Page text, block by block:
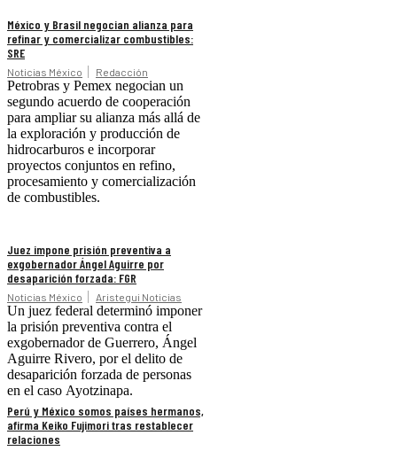
México y Brasil negocian alianza para
refinar y comercializar combustibles:
SRE
Noticias México Redacción
Petrobras y Pemex negocian un
segundo acuerdo de cooperación
para ampliar su alianza más allá de
la exploración y producción de
hidrocarburos e incorporar
proyectos conjuntos en refino,
procesamiento y comercialización
de combustibles.
Juez impone prisión preventiva a
exgobernador Ángel Aguirre por
desaparición forzada: FGR
Noticias México Aristegui Noticias
Un juez federal determinó imponer
la prisión preventiva contra el
exgobernador de Guerrero, Ángel
Aguirre Rivero, por el delito de
desaparición forzada de personas
en el caso Ayotzinapa.
Perú y México somos países hermanos,
afirma Keiko Fujimori tras restablecer
relaciones